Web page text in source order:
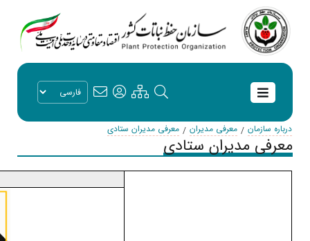
درباره سازمان معرفی مدیران معرفی مدیران ستادی
معرفی مدیران ستادی